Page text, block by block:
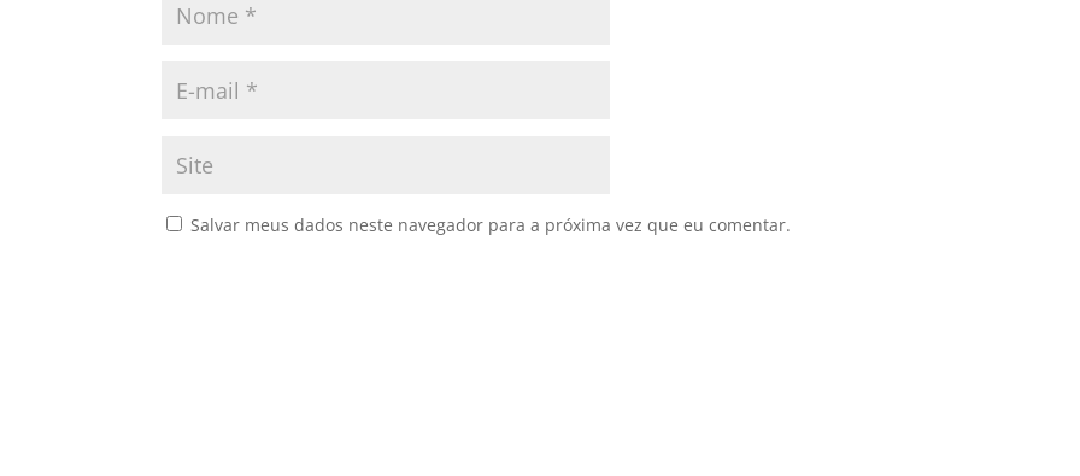
Salvar meus dados neste navegador para a próxima vez que eu comentar.